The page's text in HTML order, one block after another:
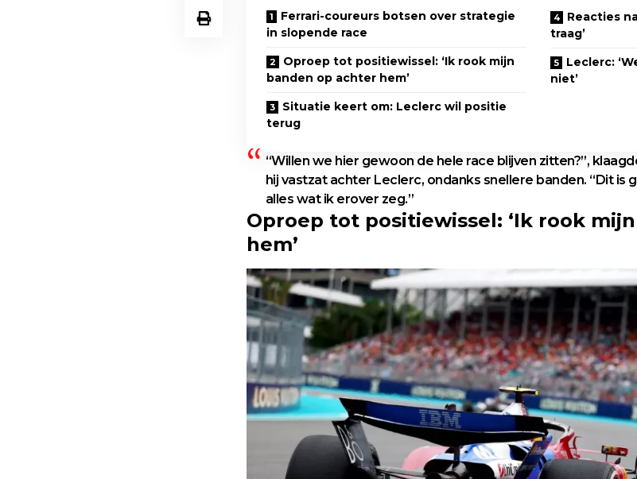
Ferrari-coureurs botsen over strategie
in slopende race
Oproep tot positiewissel: ‘Ik rook mijn
banden op achter hem’
Situatie keert om: Leclerc wil positie
terug
Reacties
traag’
Leclerc:
niet’
“Willen we hier gewoon de hele race blijven zitten?”,
hij vastzat achter Leclerc, ondanks snellere banden. “Dit is
alles wat ik erover zeg.”
Oproep tot positiewissel: ‘Ik rook
hem’